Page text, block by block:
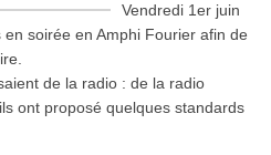
Vendredi 1er juin
soirée en Amphi Fourier afin de
de la radio : de la radio
ont proposé quelques standards